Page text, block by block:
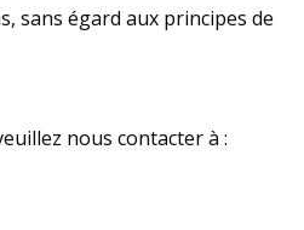
sans égard aux principes de
nous contacter à :